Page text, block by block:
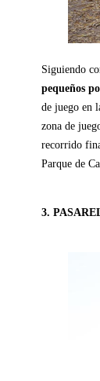
Siguiendo
pequeños
de juego en
zona de
recorrido
Parque de
3.